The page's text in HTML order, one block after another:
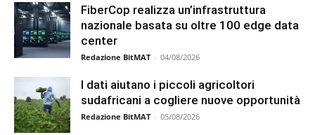
FiberCop realizza un’infrastruttura
nazionale basata su oltre 100 edge data
center
Redazione BitMAT - 04/08/2026
I dati aiutano i piccoli agricoltori
sudafricani a cogliere nuove opportunità
Redazione BitMAT - 05/08/2026